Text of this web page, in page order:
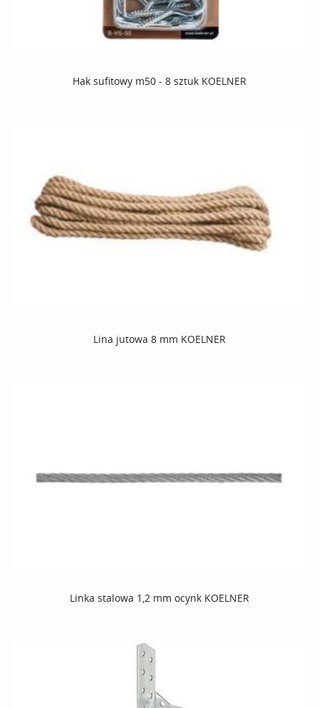
Hak sufitowy m50 - 8 sztuk KOELNER
Lina jutowa 8 mm KOELNER
Linka stalowa 1,2 mm ocynk KOELNER